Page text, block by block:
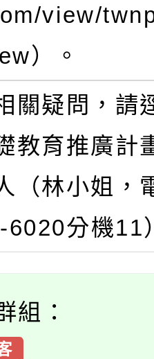
view/
）。
關疑問，請
教育推廣計
（林小姐，
6020分機11
組：